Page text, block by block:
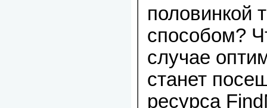
половинкой
способом?
случае
станет
ресурса